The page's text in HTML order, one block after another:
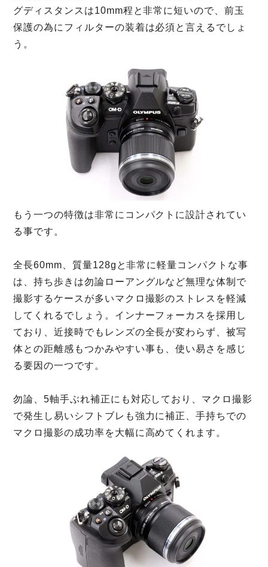
グディスタンスは10mm程と非常に短いので、前玉
保護の為にフィルターの装着は必須と言えるでしょ
う。
もう一つの特徴は非常にコンパクトに設計されてい
る事です。
全長60mm、質量128gと非常に軽量コンパクトな事
は、持ち歩きは勿論ローアングルなど無理な体制で
撮影するケースが多いマクロ撮影のストレスを軽減
してくれるでしょう。インナーフォーカスを採用し
ており、近接時でもレンズの全長が変わらず、被写
体との距離感もつかみやすい事も、使い易さを感じ
る要因の一つです。
勿論、5軸手ぶれ補正にも対応しており、マクロ撮影
で発生し易いシフトブレも強力に補正、手持ちでの
マクロ撮影の成功率を大幅に高めてくれます。